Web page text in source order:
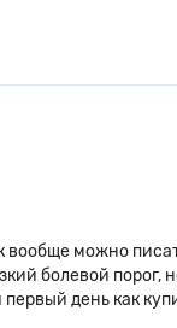
вообще можно
болевой
день как